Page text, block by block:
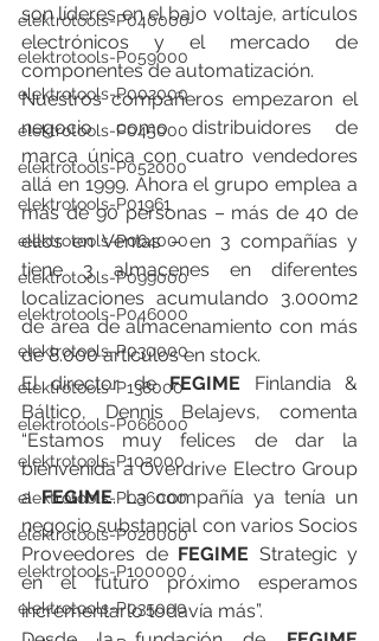
elektrotools-P040000
elektrotools-P059000
elektrotools-P002000
elektrotools-P045000
elektrotools-P052000
elektrotools-P01961
elektrotools-P064000
elektrotools-P099000
elektrotools-P046000
elektrotools-P030000
elektrotools-P138000
elektrotools-P066000
elektrotools-P102000
elektrotools-P036000
elektrotools-P020000
elektrotools-P100000
elektrotools-P035000
son líderes en el bajo voltaje, artículos
electrónicos y el mercado de
componentes de automatización.
Nuestros compañeros empezaron el
negocio como distribuidores de
marca única con cuatro vendedores
allá en 1999. Ahora el grupo emplea a
más de 90 personas – más de 40 de
ellos en Ventas – en 3 compañías y
tiene 3 almacenes en diferentes
localizaciones acumulando 3.000m2
de área de almacenamiento con más
de 8.000 artículos en stock.
El director de FEGIME Finlandia &
Báltico, Dennis Belajevs, comenta
“Estamos muy felices de dar la
bienvenida a Overdrive Electro Group
a FEGIME. La compañía ya tenía un
negocio substancial con varios Socios
Proveedores de FEGIME Strategic y
en el futuro próximo esperamos
incrementarlo todavía más”.